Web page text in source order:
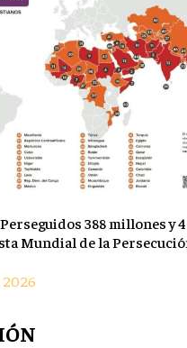
388 millones y
Mundial de la
2026